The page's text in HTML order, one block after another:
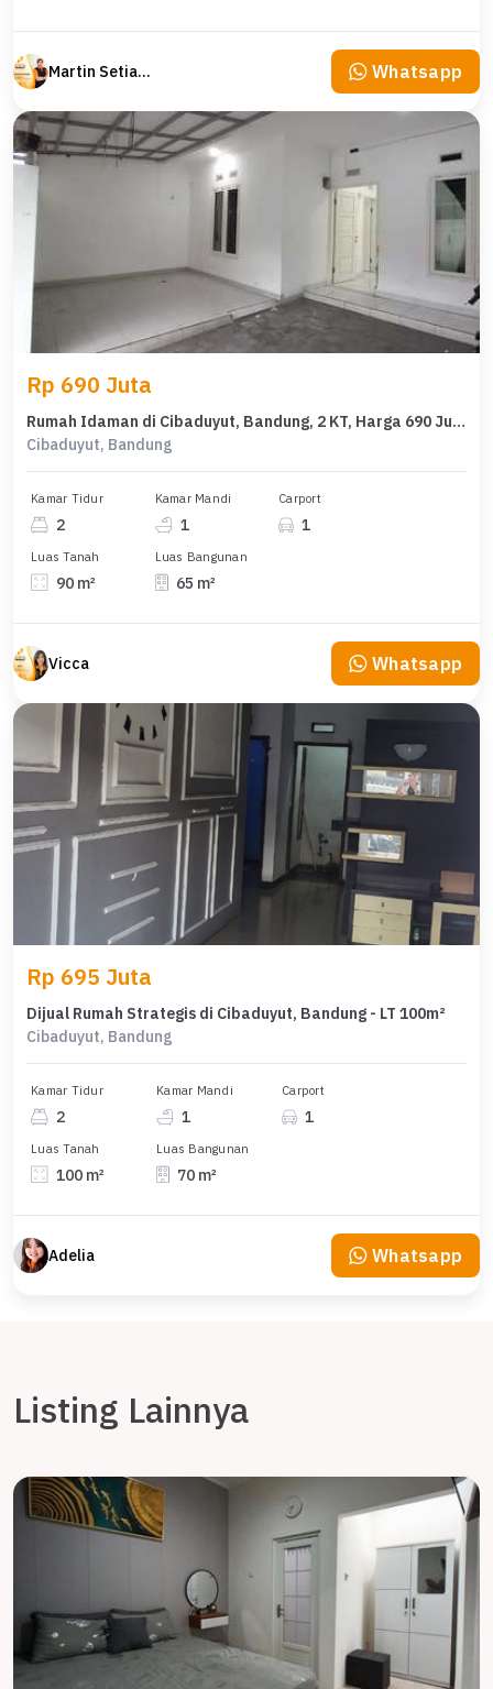
Martin Setiawan Tjandra Whatsapp
Rp 690 Juta
Rumah Idaman di Cibaduyut, Bandung, 2 KT, Harga 690 Juta
Cibaduyut, Bandung
Kamar Tidur
2
Kamar Mandi
1
Carport
1
Luas Tanah
90 m²
Luas Bangunan
65 m²
Vicca Whatsapp
Rp 695 Juta
Dijual Rumah Strategis di Cibaduyut, Bandung - LT 100m²
Cibaduyut, Bandung
Kamar Tidur
2
Kamar Mandi
1
Carport
1
Luas Tanah
100 m²
Luas Bangunan
70 m²
Adelia Whatsapp
Listing Lainnya